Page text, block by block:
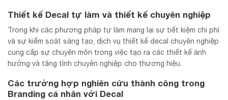
Thiết kế Decal tự làm và thiết kế chuyên nghiệp
Trong khi các phương pháp tự làm mang lại sự tiết kiệm chi phí
và sự kiểm soát sáng tạo, dịch vụ thiết kế decal chuyên nghiệp
cung cấp sự chuyên môn trong việc tạo ra các thiết kế ảnh
hưởng và tăng tính chuyên nghiệp cho thương hiệu.
Các trường hợp nghiên cứu thành công trong
Branding cá nhân với Decal